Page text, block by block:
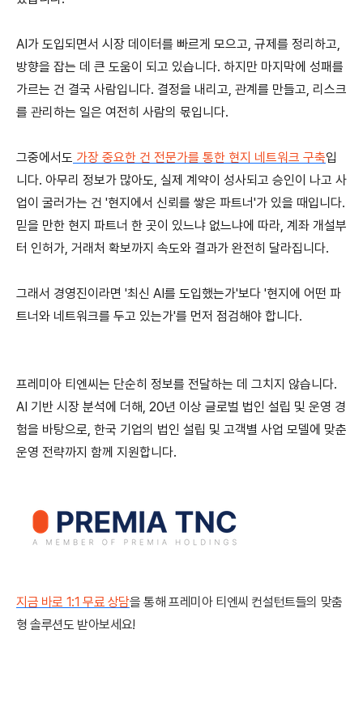
AI가 도입되면서 시장 데이터를 빠르게 모으고, 규제를 정리하고,
방향을 잡는 데 큰 도움이 되고 있습니다. 하지만 마지막에 성패를
가르는 건 결국 사람입니다. 결정을 내리고, 관계를 만들고, 리스크
를 관리하는 일은 여전히 사람의 몫입니다.
그중에서도 가장 중요한 건 전문가를 통한 현지 네트워크 구축입
니다. 아무리 정보가 많아도, 실제 계약이 성사되고 승인이 나고 사
업이 굴러가는 건 '현지에서 신뢰를 쌓은 파트너'가 있을 때입니다.
믿을 만한 현지 파트너 한 곳이 있느냐 없느냐에 따라, 계좌 개설부
터 인허가, 거래처 확보까지 속도와 결과가 완전히 달라집니다.
그래서 경영진이라면 '최신 AI를 도입했는가'보다 '현지에 어떤 파
트너와 네트워크를 두고 있는가'를 먼저 점검해야 합니다.
프레미아 티엔씨는 단순히 정보를 전달하는 데 그치지 않습니다.
AI 기반 시장 분석에 더해, 20년 이상 글로벌 법인 설립 및 운영 경
험을 바탕으로, 한국 기업의 법인 설립 및 고객별 사업 모델에 맞춘
운영 전략까지 함께 지원합니다.
지금 바로 1:1 무료 상담을 통해 프레미아 티엔씨 컨설턴트들의 맞춤
형 솔루션도 받아보세요!